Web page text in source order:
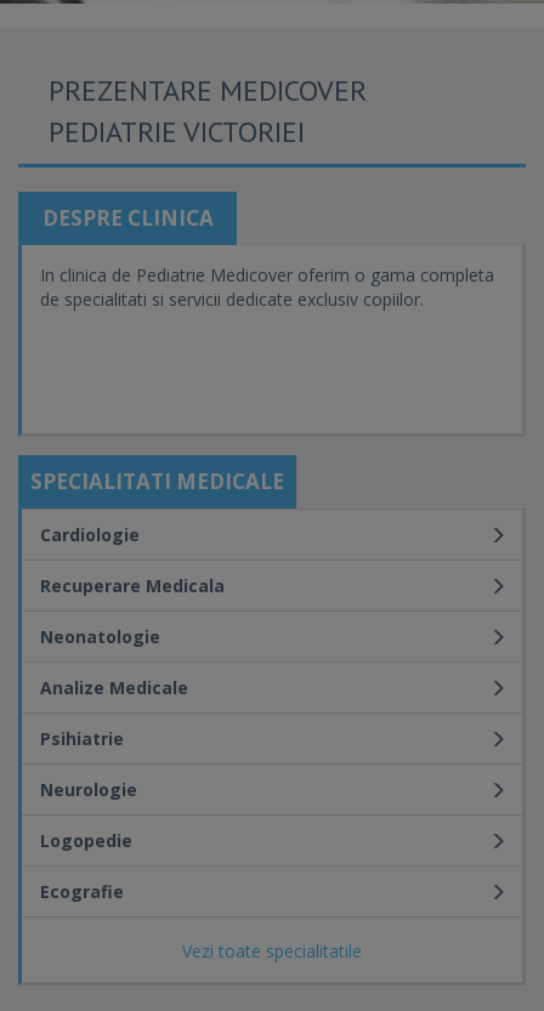
PREZENTARE MEDICOVER
PEDIATRIE VICTORIEI
DESPRE CLINICA
In clinica de Pediatrie Medicover oferim o gama completa
de specialitati si servicii dedicate exclusiv copiilor.
SPECIALITATI MEDICALE
Vezi toate specialitatile
Cardiologie
Recuperare Medicala
Neonatologie
Analize Medicale
Psihiatrie
Neurologie
Logopedie
Ecografie